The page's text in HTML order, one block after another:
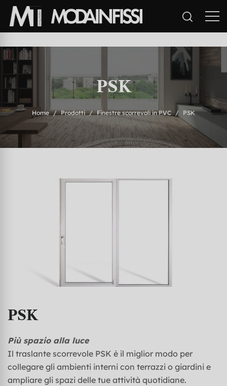
PSK
Home Prodotti Finestre scorrevoli in PVC PSK
PSK
Più spazio alla luce
Il traslante scorrevole PSK è il miglior modo per
collegare gli ambienti interni con terrazzi o giardini e
ampliare gli spazi delle tue attività quotidiane.